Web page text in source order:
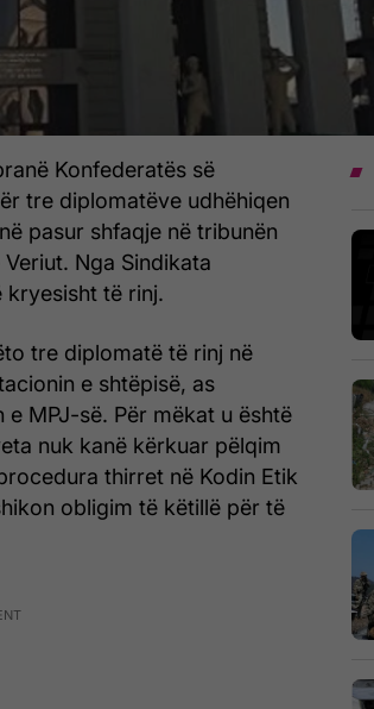
Konfederatës së
tre diplomatëve udhëhiqen
pasur shfaqje në tribunën
Nga Sindikata
kryesisht të rinj.
tre diplomatë të rinj në
e shtëpisë, as
MPJ-së. Për mëkat u është
nuk kanë kërkuar pëlqim
thirret në Kodin Etik
obligim të këtillë për të